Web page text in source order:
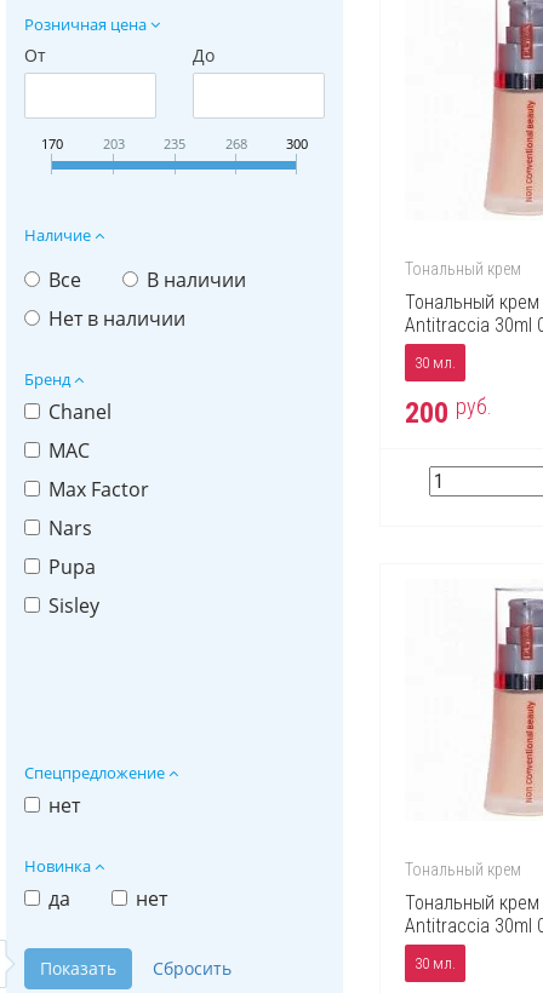
Розничная цена
От До
170 203 235 268 300
Наличие
Все
В наличии
Нет в наличии
Бренд
Chanel
MAC
Max Factor
Nars
Pupa
Sisley
Спецпредложение
нет
Новинка
да нет
Тональный крем
Тональный
Antitraccia 30ml
30 мл.
200 руб.
Тональный крем
Тональный
Antitraccia 30ml
30 мл.